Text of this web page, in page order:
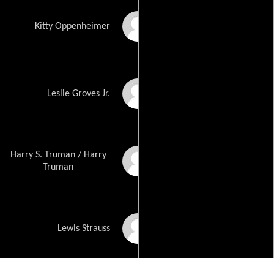
Kitty Oppenheimer
Leslie Groves Jr.
Harry S. Truman / Harry
Truman
Lewis Strauss